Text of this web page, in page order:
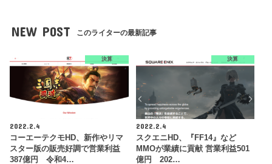
NEW POST このライターの最新記事
決算
2022.2.4
コーエーテクモHD、新作やリマ
スター版の販売好調で営業利益
387億円 令和4…
決算
2022.2.4
スクエニHD、『FF14』など
MMOが業績に貢献 営業利益501
億円 202…